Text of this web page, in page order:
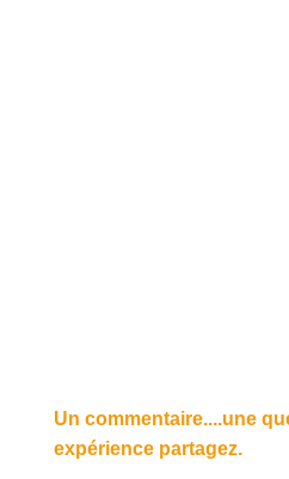
Un commentaire....une
expérience partagez.